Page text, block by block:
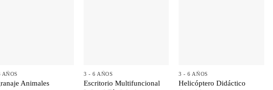
AÑOS
Animales
3 - 6 AÑOS
Escritorio Multifuncional
3 - 6 AÑOS
Helicóptero Didáctico